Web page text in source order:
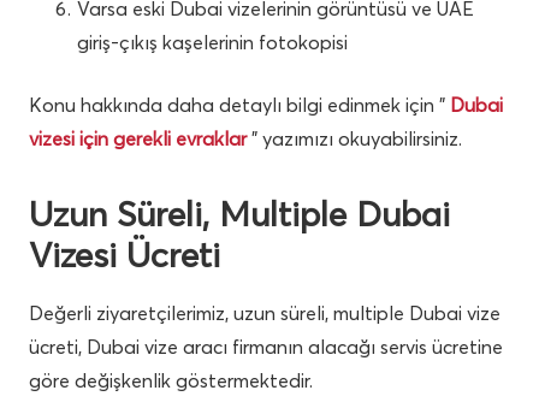
Varsa eski Dubai vizelerinin görüntüsü ve UAE
giriş-çıkış kaşelerinin fotokopisi
Konu hakkında daha detaylı bilgi edinmek için ” Dubai
vizesi için gerekli evraklar” yazımızı okuyabilirsiniz.
Uzun Süreli, Multiple Dubai
Vizesi Ücreti
Değerli ziyaretçilerimiz, uzun süreli, multiple Dubai vize
ücreti, Dubai vize aracı firmanın alacağı servis ücretine
göre değişkenlik göstermektedir.